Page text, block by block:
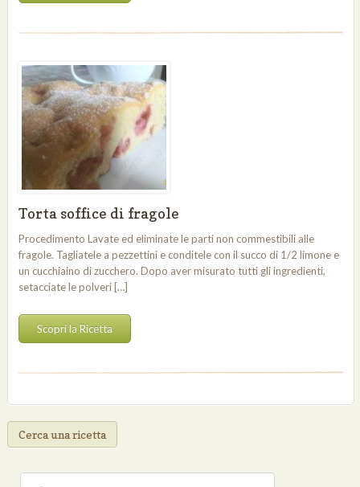
Torta soffice di fragole
Procedimento Lavate ed eliminate le parti non commestibili alle
fragole. Tagliatele a pezzettini e conditele con il succo di 1/2 limone e
un cucchiaino di zucchero. Dopo aver misurato tutti gli ingredienti,
setacciate le polveri […]
Scopri la Ricetta
Cerca una ricetta